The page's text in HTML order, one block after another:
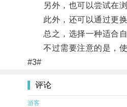
另外，也可以尝试在浏
此外，还可以通过更换
总之，选择一种适合自
不过需要注意的是，使
#3#
评论
游客